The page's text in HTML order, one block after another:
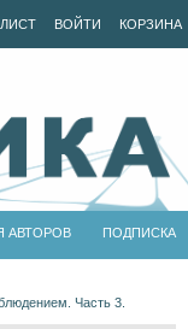
ВОЙТИ КОРЗИНА
АВТОРОВ ПОДПИСКА
Часть 3.